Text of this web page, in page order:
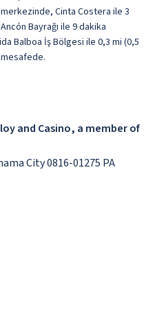
Cinta Costera ile 3
Bayrağı ile 9 dakika
Balboa İş Bölgesi ile 0,3 mi (0,5
mesafede.
and Casino, a member of
City 0816-01275 PA